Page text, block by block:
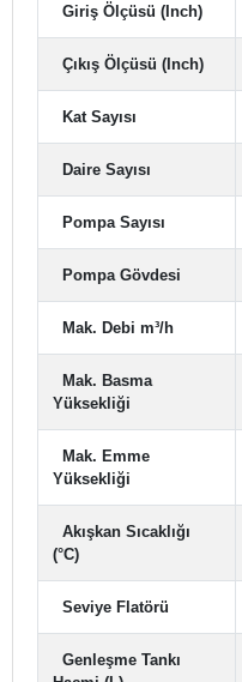
Giriş Ölçüsü (Inch)
Çıkış Ölçüsü (Inch)
Kat Sayısı
Daire Sayısı
Pompa Sayısı
Pompa Gövdesi
Mak. Debi m³/h
Mak. Basma
Yüksekliği
Mak. Emme
Yüksekliği
Akışkan Sıcaklığı
(°C)
Seviye Flatörü
Genleşme Tankı